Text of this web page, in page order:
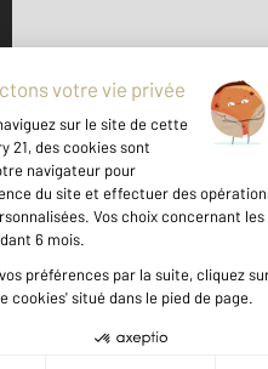
500 m ©Mappy
Votre agence est notée
Achat
Location